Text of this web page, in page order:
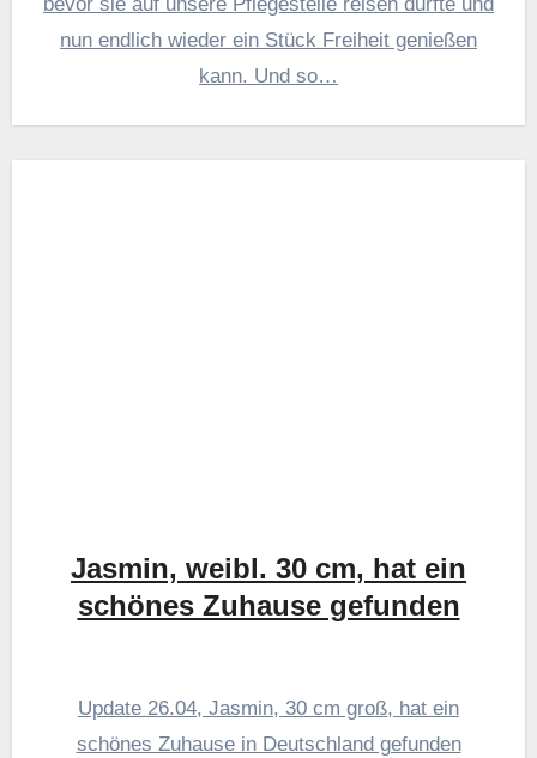
nun endlich wieder ein Stück Freiheit genießen
kann. Und so…
Jasmin, weibl. 30 cm, hat ein
schönes Zuhause gefunden
Update 26.04, Jasmin, 30 cm groß, hat ein
schönes Zuhause in Deutschland gefunden